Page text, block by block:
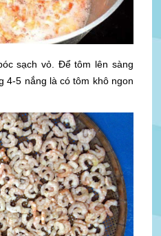
sạch vỏ. Để tôm lên sàng
4-5 nắng là có tôm khô ngon